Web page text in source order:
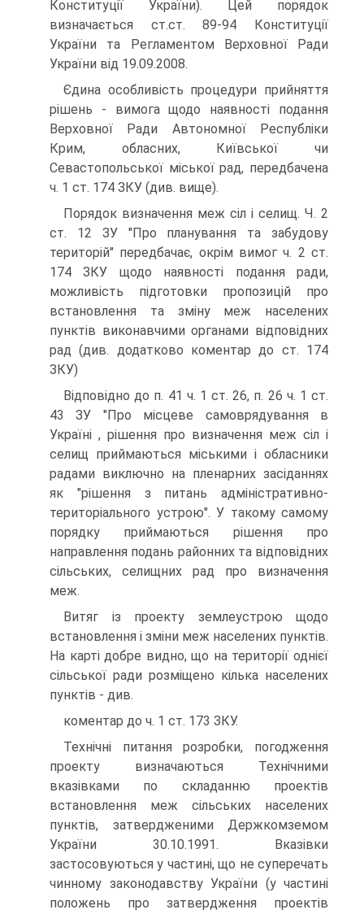
Конституції України). Цей порядок
визначається ст.ст. 89-94 Конституції
України та Регламентом Верховної Ради
України від 19.09.2008.
Єдина особливість процедури прийняття
рішень - вимога щодо наявності подання
Верховної Ради Автономної Республіки
Крим, обласних, Київської чи
Севастопольської міської рад, передбачена
ч. 1 ст. 174 ЗКУ (див. вище).
Порядок визначення меж сіл і селищ. Ч. 2
ст. 12 ЗУ "Про планування та забудову
територій" передбачає, окрім вимог ч. 2 ст.
174 ЗКУ щодо наявності подання ради,
можливість підготовки пропозицій про
встановлення та зміну меж населених
пунктів виконавчими органами відповідних
рад (див. додатково коментар до ст. 174
ЗКУ)
Відповідно до п. 41 ч. 1 ст. 26, п. 26 ч. 1 ст.
43 ЗУ "Про місцеве самоврядування в
Україні , рішення про визначення меж сіл і
селищ приймаються міськими і обласники
радами виключно на пленарних засіданнях
як "рішення з питань адміністративно-
територіального устрою". У такому самому
порядку приймаються рішення про
направлення подань районних та відповідних
сільських, селищних рад про визначення
меж.
Витяг із проекту землеустрою щодо
встановлення і зміни меж населених пунктів.
На карті добре видно, що на території однієї
сільської ради розміщено кілька населених
пунктів - див.
коментар до ч. 1 ст. 173 ЗКУ.
Технічні питання розробки, погодження
проекту визначаються Технічними
вказівками по складанню проектів
встановлення меж сільських населених
пунктів, затвердженими Держкомземом
України 30.10.1991. Вказівки
застосовуються у частині, що не суперечать
чинному законодавству України (у частині
положень про затвердження проектів